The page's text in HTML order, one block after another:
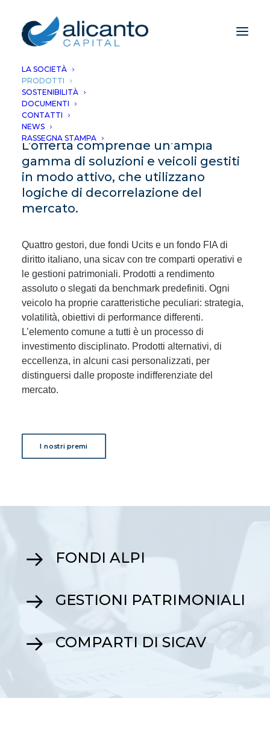
LA SOCIETÀ
PRODOTTI
SOSTENIBILITÀ
DOCUMENTI
CONTATTI
NEWS
RASSEGNA STAMPA
I nostri prodotti
L’offerta comprende un’ampia
gamma di soluzioni e veicoli gestiti
in modo attivo, che utilizzano
logiche di decorrelazione del
mercato.
Quattro gestori, due fondi Ucits e un fondo FIA di
diritto italiano, una sicav con tre comparti operativi e
le gestioni patrimoniali. Prodotti a rendimento
assoluto o slegati da benchmark predefiniti. Ogni
veicolo ha proprie caratteristiche peculiari: strategia,
volatilità, obiettivi di performance differenti.
L’elemento comune a tutti è un processo di
investimento disciplinato. Prodotti alternativi, di
eccellenza, in alcuni casi personalizzati, per
distinguersi dalle proposte indifferenziate del
mercato.
I nostri premi
FONDI ALPI
GESTIONI PATRIMONIALI
COMPARTI DI SICAV